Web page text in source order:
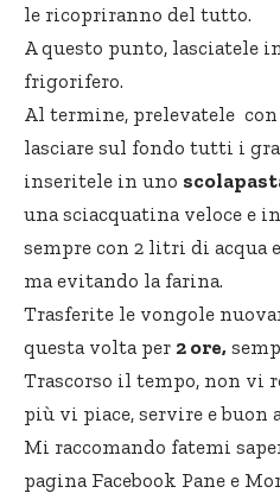
le ricopriranno del tutto.
A questo punto, lasciatele
frigorifero.
Al termine, prelevatele
lasciare sul fondo tutti i
inseritele in uno
una sciacquatina veloce e
sempre con 2 litri di acqua
ma evitando la farina.
Trasferite le vongole
questa volta per 2 ore,
Trascorso il tempo, non vi
più vi piace, servire e buon
Mi raccomando fatemi
pagina Facebook Pane e